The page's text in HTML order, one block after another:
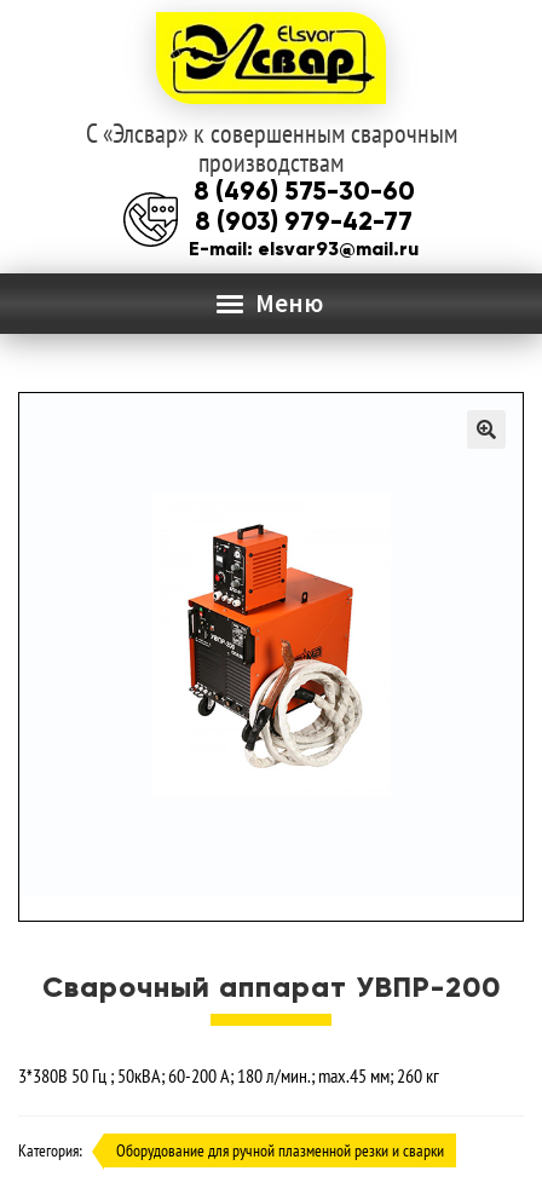
Перейти
к
навигации
Перейти
к
содержимому
С «Элсвар» к совершенным сварочным
производствам
8 (496) 575-30-60
8 (903) 979-42-77
E-mail: elsvar93@mail.ru
Меню
УСЛУГИ
ПАРТНЕРЫ
НОВОСТИ
КОНТАКТЫ
Сварочный аппарат УВПР-200
3*380В 50 Гц ; 50кВА; 60-200 А; 180 л/мин.; max.45 мм; 260 кг
Категория: Оборудование для ручной плазменной резки и сварки